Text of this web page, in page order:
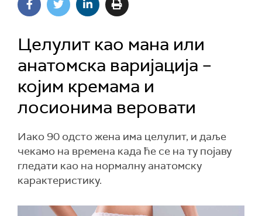
Целулит као мана или
анатомска варијација –
којим кремама и
лосионима веровати
Иако 90 одсто жена има целулит, и даље
чекамо на времена када ће се на ту појаву
гледати као на нормалну анатомску
карактеристику.